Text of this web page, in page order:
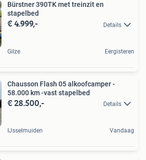
Bürstner 390TK met treinzit en
stapelbed
€ 4.999,- Details
Gilze Eergisteren
Chausson Flash 05 alkoofcamper -
58.000 km -vast stapelbed
€ 28.500,- Details
IJsselmuiden Vandaag